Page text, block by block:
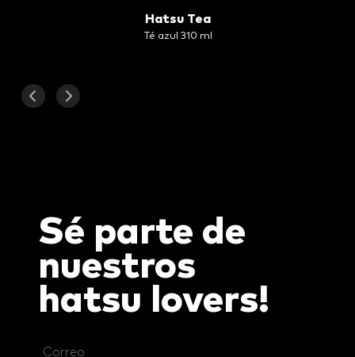
Hatsu Tea
Té azul 310 ml
Sé parte de
nuestros
hatsu lovers!